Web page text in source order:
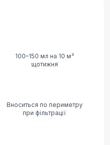
100–150 мл на 10 м³
щотижня
Вноситься по периметру
при фільтрації